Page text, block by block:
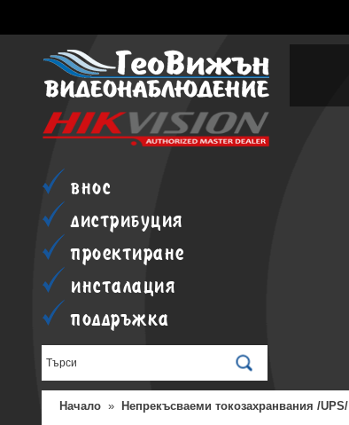
внос
дистрибуция
проектиране
инсталация
поддръжка
Начало » Непрекъсваеми токозахранвания /UPS/